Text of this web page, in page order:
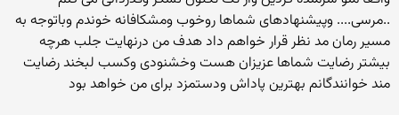
..مرسی.... وپیشنهادهای شماها روخوب ومشکافانه خوندم وباتوجه به
مسیر رمان مد نظر قرار خواهم داد هدف من درنهایت جلب هرچه
بیشتر رضایت شماها عزیزان هست وخشنودی وکسب لبخند رضایت
مند خوانندگانم بهترین پاداش ودستمزد برای من خواهد بود